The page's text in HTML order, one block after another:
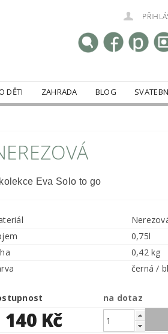
DĚTI ZAHRADA BLOG
Eva Solo to go
0,75l
0,42 kg
černá /
na dotaz
140 Kč